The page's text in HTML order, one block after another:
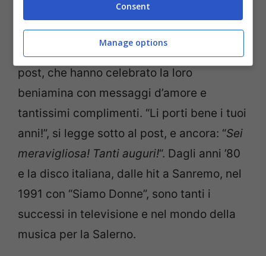
ma per lei il tempo sembra essersi
fermato. Ne sono convinti i migliaia di fan
intervenuti nei commenti sotto all’ultimo
post, che hanno celebrato la loro
beniamina con messaggi d’amore e
tantissimi complimenti. “Li porti bene i tuoi
anni!”, si legge sotto al post, e ancora: “Sei
meravigliosa! Tanti auguri!“. Dagli anni ’80
e la disco italiana, dalle hit a Sanremo, nel
1991 con “Siamo Donne”, sono tanti i
successi in televisione e nel mondo della
musica per la Salerno.
Consent
Manage options